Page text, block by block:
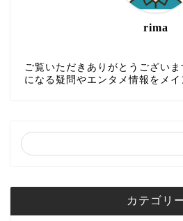
rima
ご覧いただきありがとうござい
になる疑問やエンタメ情報をメイ
カテゴリ